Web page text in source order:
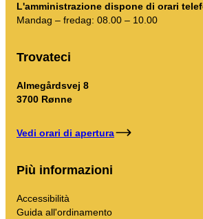
L'amministrazione dispone di orari
Mandag – fredag: 08.00 – 10.00
Trovateci
Almegårdsvej 8
3700 Rønne
Vedi orari di apertura
Più informazioni
Accessibilità
Guida all'ordinamento